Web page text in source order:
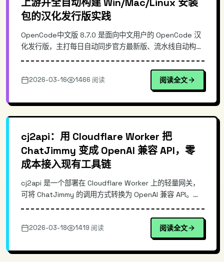
包的汉化发行版实践
OpenCode中文版 8.7.0 是面向中文用户的 OpenCode 汉
化发行版，主打每日自动同步官方最新版、流水线自动构建
用痛点切入，讲清上游同步、CI/CD 构建、跨平台打包与发
布的核心思路，并给出安装与使用示例，帮助你快速评估它
2026-03-16 1466 阅读 阅读全文
cj2api：用 Cloudflare Worker 把
ChatJimmy 变成 OpenAI 兼容 API，零
成本接入现有工具链
cj2api 是一个部署在 Cloudflare Worker 上的轻量网关，
可将 ChatJimmy 的调用方式转换为 OpenAI 兼容 API。它
证。通过统一的 /v1/chat/completions 接口，开发者可以
让现有的 OpenAI SDK、代理层与应用无缝切换到
2026-03-18 1419 阅读 阅读全文